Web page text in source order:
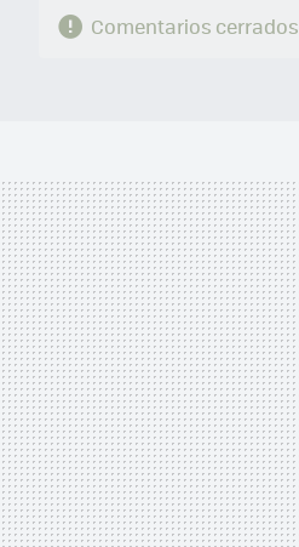
Comentarios cerrados